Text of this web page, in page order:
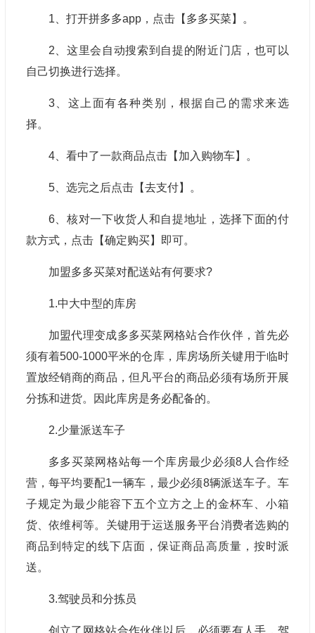
1、打开拼多多app，点击【多多买菜】。
2、这里会自动搜索到自提的附近门店，也可以
自己切换进行选择。
3、这上面有各种类别，根据自己的需求来选
择。
4、看中了一款商品点击【加入购物车】。
5、选完之后点击【去支付】。
6、核对一下收货人和自提地址，选择下面的付
款方式，点击【确定购买】即可。
加盟多多买菜对配送站有何要求?
1.中大中型的库房
加盟代理变成多多买菜网格站合作伙伴，首先必
须有着500-1000平米的仓库，库房场所关键用于临时
置放经销商的商品，但凡平台的商品必须有场所开展
分拣和进货。因此库房是务必配备的。
2.少量派送车子
多多买菜网格站每一个库房最少必须8人合作经
营，每平均要配1一辆车，最少必须8辆派送车子。车
子规定为最少能容下五个立方之上的金杯车、小箱
货、依维柯等。关键用于运送服务平台消费者选购的
商品到特定的线下店面，保证商品高质量，按时派
送。
3.驾驶员和分拣员
创立了网格站合作伙伴以后，必须要有人手，驾